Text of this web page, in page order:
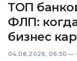
ТОП
ФЛП:
бизнес
04.08.2026, 06:50 —